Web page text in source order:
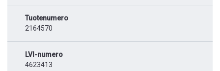
Tuotenumero
2164570
LVI-numero
4623413